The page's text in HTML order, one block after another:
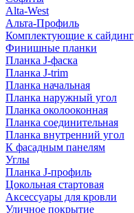
Alta-West
Альта-Профиль
Комплектующие к
Финишные планки
Планка J-фаска
Планка J-trim
Планка начальная
Планка наружный угол
Планка околооконная
Планка соединительная
Планка внутренний угол
К фасадным панелям
Углы
Планка J-профиль
Цокольная стартовая
Аксессуары для кровли
Уличное покрытие